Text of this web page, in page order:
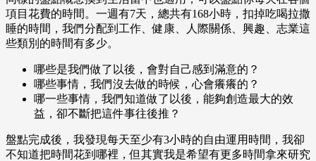
項目花費的時間。一週有7天，總共有168小時，扣掉吃喝拉撒
睡的時間，我們分配到工作、健康、人際關係、興趣、志業這
些類別的時間有多少。
哪些是我們做了以後，會對自己感到滿意的？
哪些事情，我們沒去做的時候，心會癢癢的？
哪一些事情，我們知道做了以後，能夠創造最大的效
益，卻不斷把這件事往後推？
盤點完成後，我發現每天至少有3小時的自由運用時間，我卻
不知道把時間花到哪裡，但其實我是希望有更多時間拿來研究